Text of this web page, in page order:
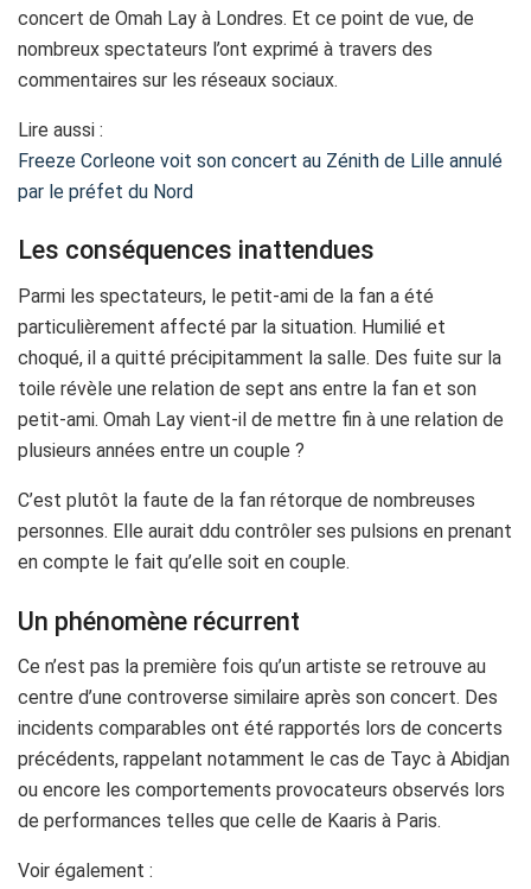
concert de Omah Lay à Londres. Et ce point de vue, de
nombreux spectateurs l’ont exprimé à travers des
commentaires sur les réseaux sociaux.
Lire aussi :
Freeze Corleone voit son concert au Zénith de Lille annulé
par le préfet du Nord
Les conséquences inattendues
Parmi les spectateurs, le petit-ami de la fan a été
particulièrement affecté par la situation. Humilié et
choqué, il a quitté précipitamment la salle. Des fuite sur la
toile révèle une relation de sept ans entre la fan et son
petit-ami. Omah Lay vient-il de mettre fin à une relation de
plusieurs années entre un couple ?
C’est plutôt la faute de la fan rétorque de nombreuses
personnes. Elle aurait ddu contrôler ses pulsions en prenant
en compte le fait qu’elle soit en couple.
Un phénomène récurrent
Ce n’est pas la première fois qu’un artiste se retrouve au
centre d’une controverse similaire après son concert. Des
incidents comparables ont été rapportés lors de concerts
précédents, rappelant notamment le cas de Tayc à Abidjan
ou encore les comportements provocateurs observés lors
de performances telles que celle de Kaaris à Paris.
Voir également :